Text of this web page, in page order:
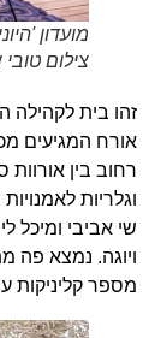
מועדון
צילום טובי
זהו בית לקהילה
אורח המגיעים מכל
רחוב בין אורוות
וגלריות לאמנויות
שי אביבי ומיכל
ויוגה. נמצא פה
מספר קליניקות עם